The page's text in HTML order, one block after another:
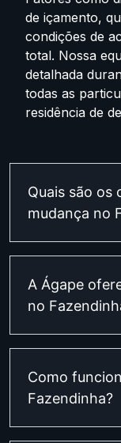
de içamento,
condições de
total. Nossa
detalhada
todas as
residência de
Quais são os
mudança no
A Ágape
no
Como
Fazendinha?